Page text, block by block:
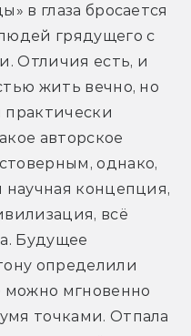
в глаза бросается
грядущего с
Отличия есть, и
жить вечно, но
авторское
однако,
научная концепция,
всё
Будущее
определили
можно мгновенно
точками. Отпала